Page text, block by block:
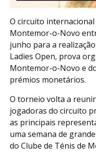
O circuito
Montemor-o-Novo
junho para a
Ladies Open, prova
Montemor-o-Novo e
prémios monetários.
O torneio volta a
jogadoras do circuito
as principais
uma semana de
do Clube de Ténis de